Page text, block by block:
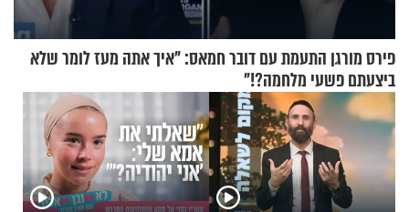
פירס מורגן התעמת עם דובר חמאס: "איך אתה מעז לומר שלא
ביצעתם פשעי מלחמה?!"